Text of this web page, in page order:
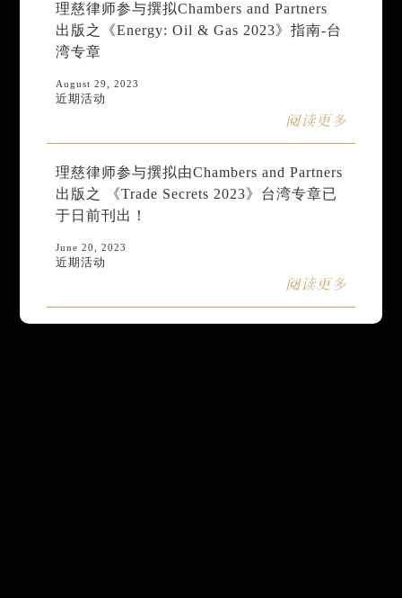
理慈律师参与撰拟Chambers and Partners
出版之《Energy: Oil & Gas 2023》指南-台
湾专章
August 29, 2023
近期活动
阅读更多
理慈律师参与撰拟由Chambers and Partners
出版之 《Trade Secrets 2023》台湾专章已
于日前刊出！
June 20, 2023
近期活动
阅读更多